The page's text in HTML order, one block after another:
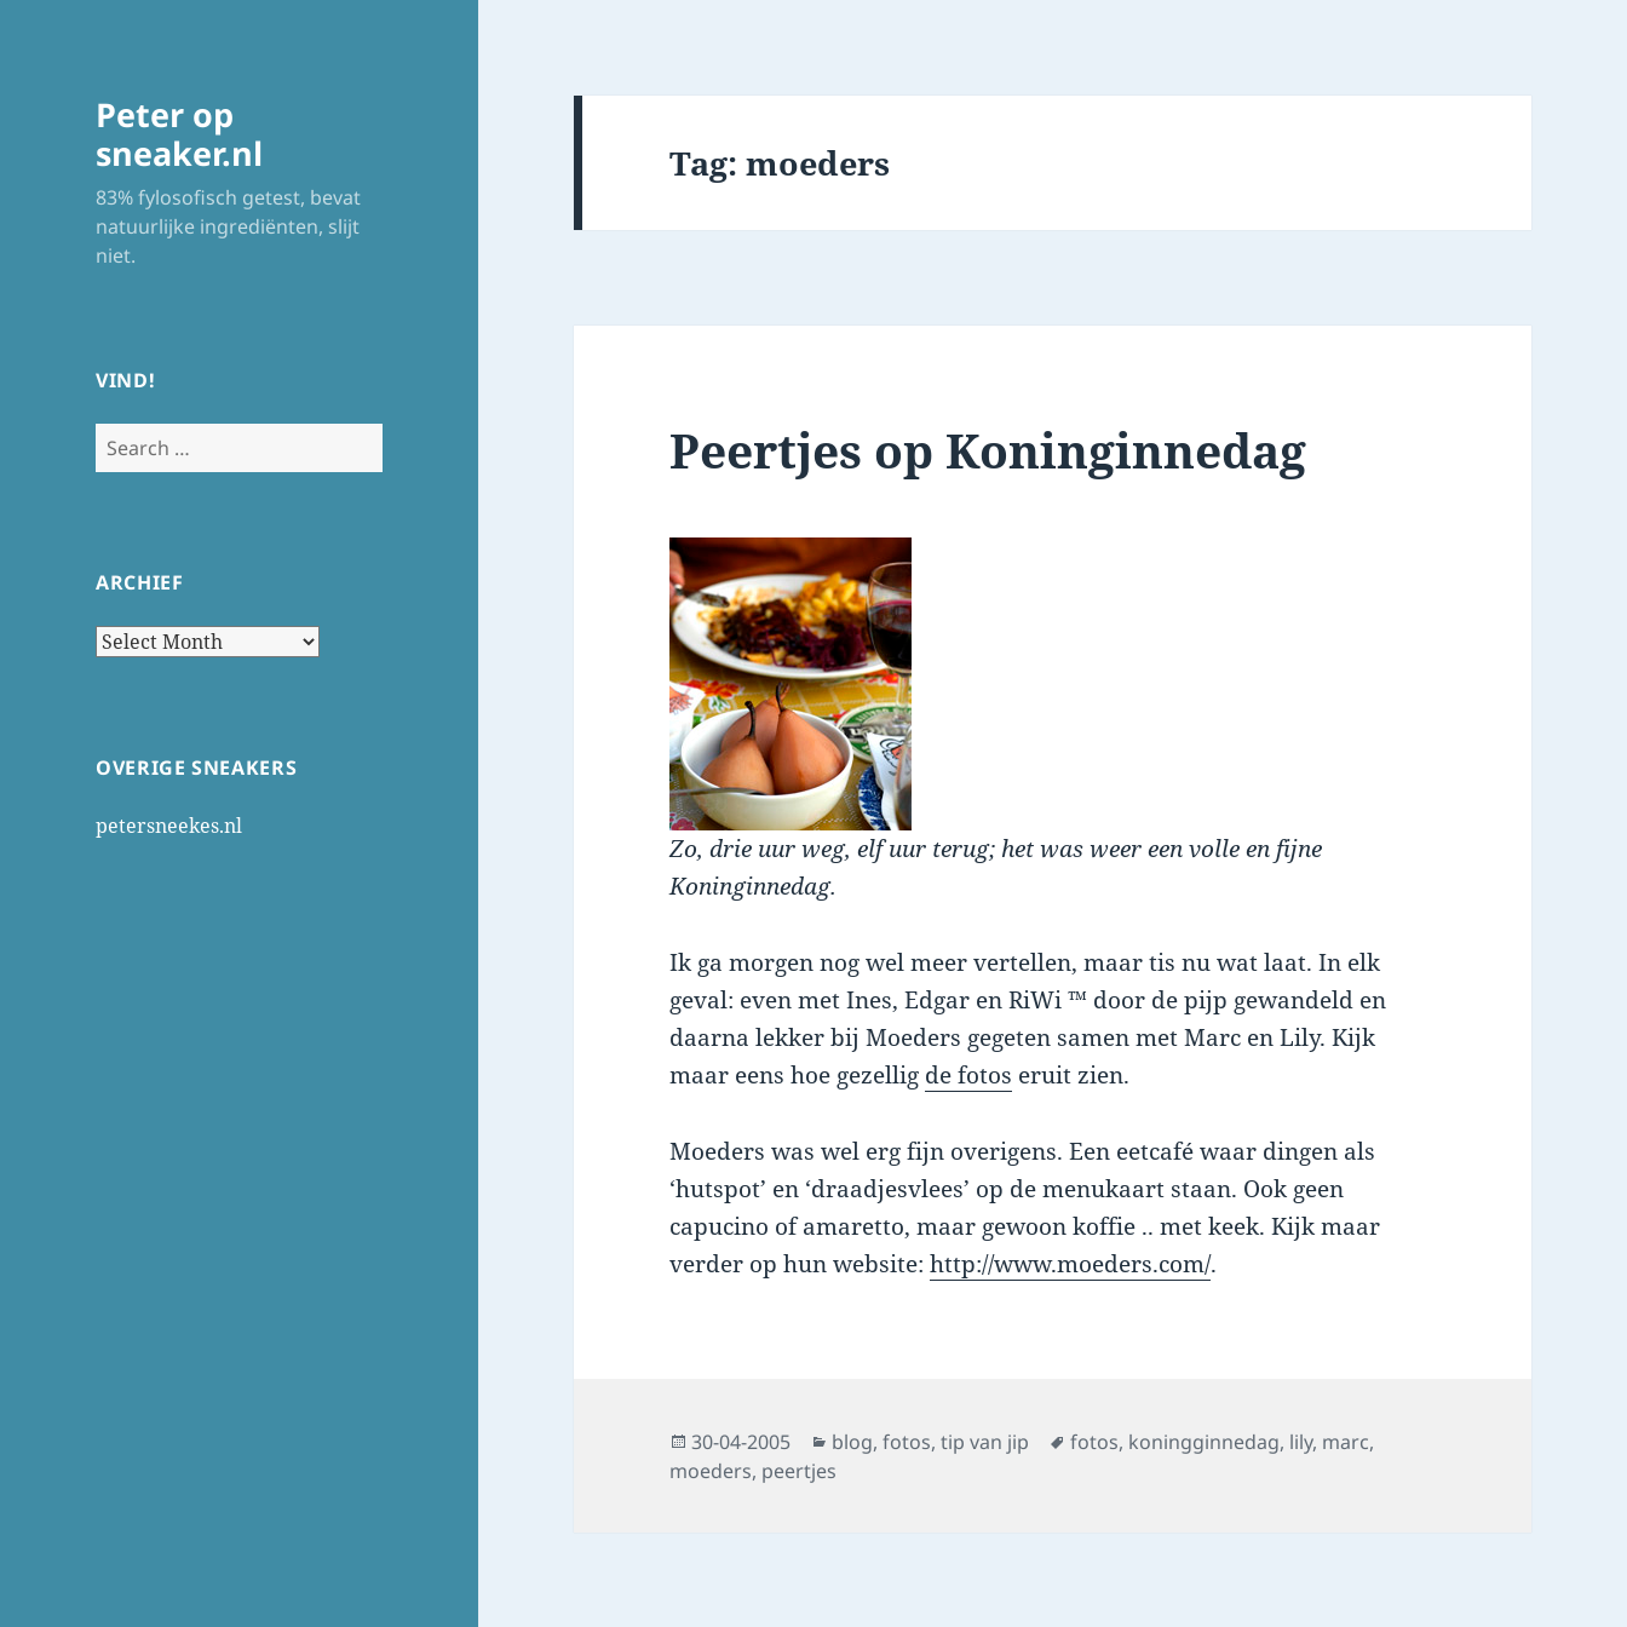
Peter op
sneaker.nl
83% fylosofisch getest, bevat
natuurlijke ingrediënten, slijt
niet.
VIND!
Search
for:
ARCHIEF
Archief
OVERIGE SNEAKERS
petersneekes.nl
Tag:moeders
Peertjes op Koninginnedag
Zo, drie uur weg, elf uur terug; het was weer een volle en fijne
Koninginnedag.
Ik ga morgen nog wel meer vertellen, maar tis nu wat laat. In elk
geval: even met Ines, Edgar en RiWi ™ door de pijp gewandeld en
daarna lekker bij Moeders gegeten samen met Marc en Lily. Kijk
maar eens hoe gezellig de fotos eruit zien.
Moeders was wel erg fijn overigens. Een eetcafé waar dingen als
‘hutspot’ en ‘draadjesvlees’ op de menukaart staan. Ook geen
capucino of amaretto, maar gewoon koffie .. met keek. Kijk maar
verder op hun website:http://www.moeders.com/.
Posted
on
30-04-2005 Categories
blog,fotos,tip van jip Tags
fotos, koningginnedag, lily, marc,
moeders, peertjes